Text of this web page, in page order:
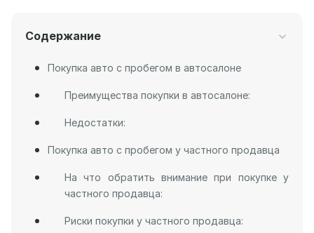
Содержание
Покупка авто с пробегом в автосалоне
Преимущества покупки в автосалоне:
Недостатки:
Покупка авто с пробегом у частного продавца
На что обратить внимание при покупке у
частного продавца:
Риски покупки у частного продавца: